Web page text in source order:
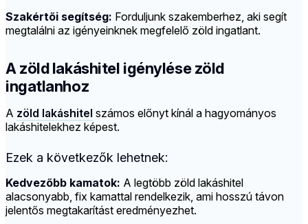
Szakértői segítség: Forduljunk szakemberhez, aki segít
megtalálni az igényeinknek megfelelő zöld ingatlant.
A zöld lakáshitel igénylése zöld
ingatlanhoz
A zöld lakáshitel számos előnyt kínál a hagyományos
lakáshitelekhez képest.
Ezek a következők lehetnek:
Kedvezőbb kamatok: A legtöbb zöld lakáshitel
alacsonyabb, fix kamattal rendelkezik, ami hosszú távon
jelentős megtakarítást eredményezhet.